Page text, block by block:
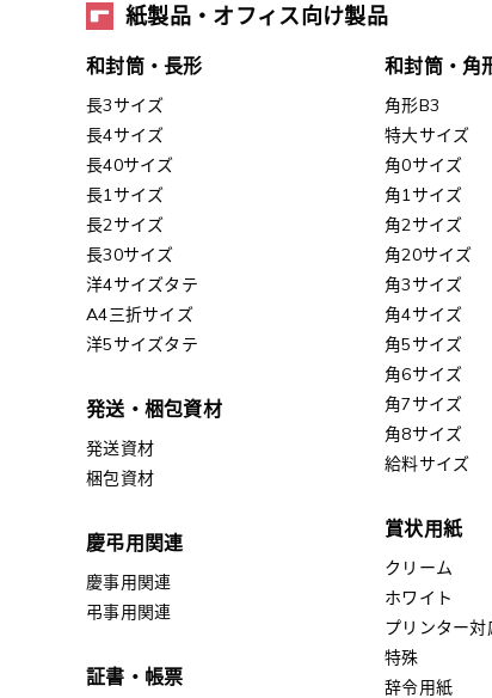
紙製品・オフィス向け製品
和封筒・長形
長3サイズ
長4サイズ
長40サイズ
長1サイズ
長2サイズ
長30サイズ
洋4サイズタテ
A4三折サイズ
洋5サイズタテ
発送・梱包資材
発送資材
梱包資材
慶弔用関連
慶事用関連
弔事用関連
証書・帳票
和封筒・角
角形B3
特大サイズ
角0サイズ
角1サイズ
角2サイズ
角20サイズ
角3サイズ
角4サイズ
角5サイズ
角6サイズ
角7サイズ
角8サイズ
給料サイズ
賞状用紙
クリーム
ホワイト
プリンター対
特殊
辞令用紙